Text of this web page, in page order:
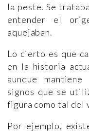
la peste. Se
entender el
aquejaban.
Lo cierto es que
en la historia
aunque
signos que se
figura como tal del
Por ejemplo,